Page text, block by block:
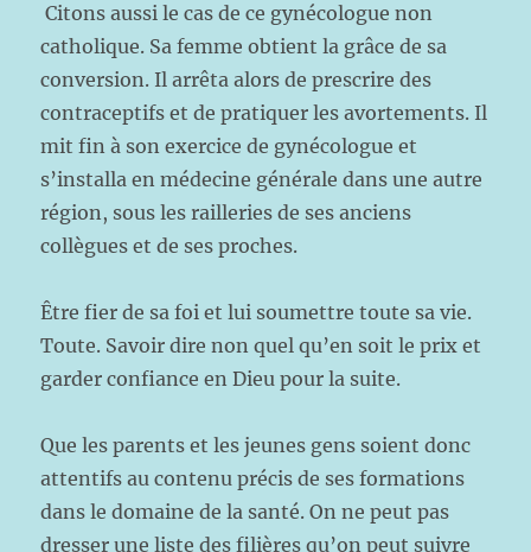
Citons aussi le cas de ce gynécologue non
catholique. Sa femme obtient la grâce de sa
conversion. Il arrêta alors de prescrire des
contraceptifs et de pratiquer les avortements. Il
mit fin à son exercice de gynécologue et
s’installa en médecine générale dans une autre
région, sous les railleries de ses anciens
collègues et de ses proches.
Être fier de sa foi et lui soumettre toute sa vie.
Toute. Savoir dire non quel qu’en soit le prix et
garder confiance en Dieu pour la suite.
Que les parents et les jeunes gens soient donc
attentifs au contenu précis de ses formations
dans le domaine de la santé. On ne peut pas
dresser une liste des filières qu’on peut suivre